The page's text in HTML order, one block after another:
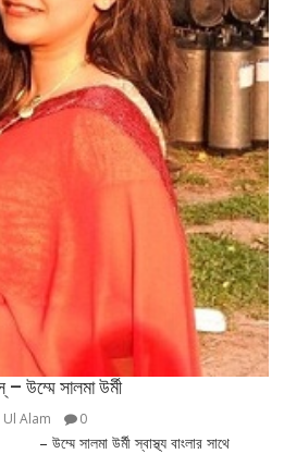
– উম্মে সালমা উর্মী
Ul Alam 0
উম্মে সালমা উর্মী স্বাস্থ্য বাংলার সাথে